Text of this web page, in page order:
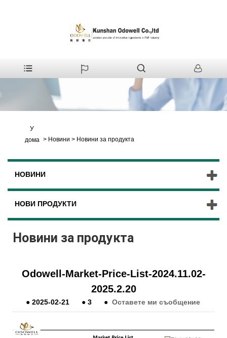
У
дома > Новини > Новини за продукта
НОВИНИ
НОВИ ПРОДУКТИ
Новини за продукта
Odowell-Market-Price-List-2024.11.02-
2025.2.20
●2025-02-21 ●3 ● Оставете ми съобщение